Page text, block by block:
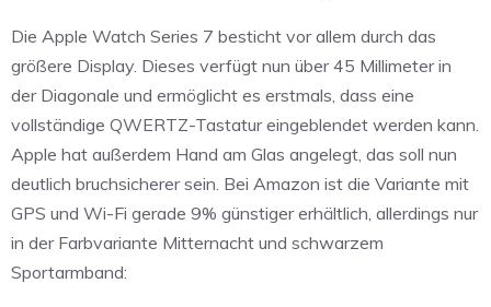
Die Apple Watch Series 7 besticht vor allem durch das
größere Display. Dieses verfügt nun über 45 Millimeter in
der Diagonale und ermöglicht es erstmals, dass eine
vollständige QWERTZ-Tastatur eingeblendet werden kann.
Apple hat außerdem Hand am Glas angelegt, das soll nun
deutlich bruchsicherer sein. Bei Amazon ist die Variante mit
GPS und Wi-Fi gerade 9% günstiger erhältlich, allerdings nur
in der Farbvariante Mitternacht und schwarzem
Sportarmband: